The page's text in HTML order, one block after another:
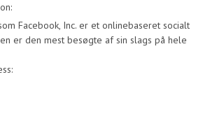
Facebook, Inc. er et onlinebaseret socialt
er den mest besøgte af sin slags på hele